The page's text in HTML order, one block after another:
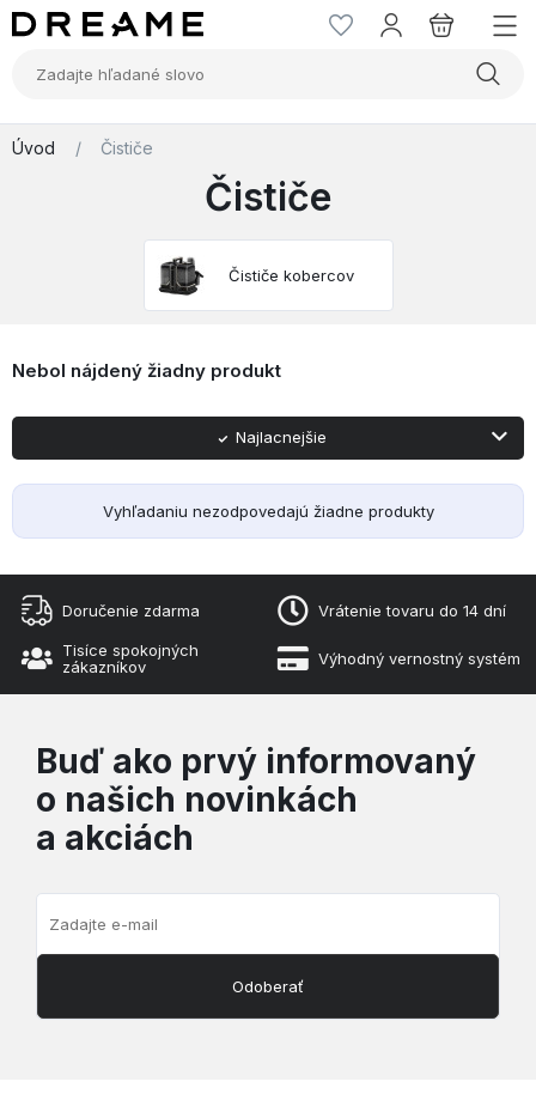
Úvod / Čističe
Čističe
Čističe kobercov
Nebol nájdený žiadny produkt
Najlacnejšie
Vyhľadaniu nezodpovedajú žiadne produkty
Doručenie zdarma Vrátenie tovaru do 14 dní
Tisíce spokojných
zákazníkov
Výhodný vernostný systém
Buď ako prvý informovaný
o našich novinkách
a akciách
Odoberať